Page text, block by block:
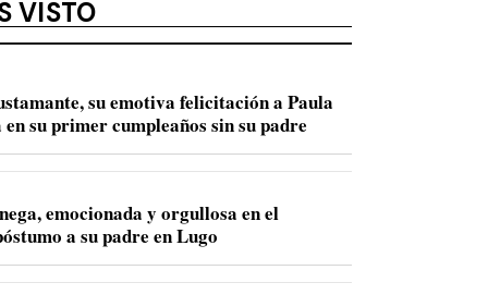
VISTO
su emotiva felicitación a Paula
su primer cumpleaños sin su padre
emocionada y orgullosa en el
a su padre en Lugo